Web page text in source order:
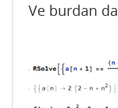
Ve burdan da